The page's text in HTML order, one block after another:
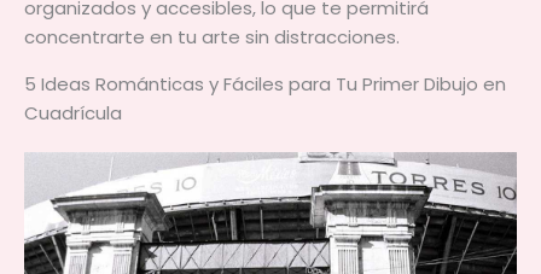
organizados y accesibles, lo que te permitirá
concentrarte en tu arte sin distracciones.
5 Ideas Románticas y Fáciles para Tu Primer Dibujo en
Cuadrícula